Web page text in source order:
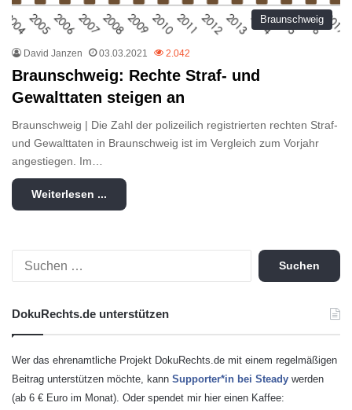
Braunschweig
David Janzen 03.03.2021 2.042
Braunschweig: Rechte Straf- und
Gewalttaten steigen an
Braunschweig | Die Zahl der polizeilich registrierten rechten Straf-
und Gewalttaten in Braunschweig ist im Vergleich zum Vorjahr
angestiegen. Im…
Weiterlesen ...
S
n
a
DokuRechts.de unterstützen
Wer das ehrenamtliche Projekt DokuRechts.de mit einem regelmäßigen
Beitrag unterstützen möchte, kann Supporter*in bei Steady werden
(ab 6 € Euro im Monat). Oder spendet mir hier einen Kaffee: